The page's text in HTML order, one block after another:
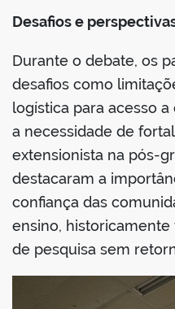
Desafios e
Durante o debate, os
desafios como
logística para acesso
a necessidade de
extensionista na pós-
destacaram a
confiança das
ensino,
de pesquisa sem